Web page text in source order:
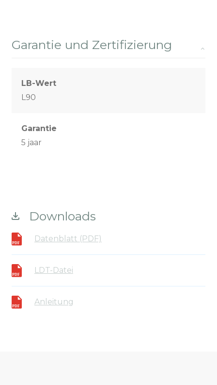
Garantie und Zertifizierung
LB-Wert
L90
Garantie
5 jaar
Downloads
Datenblatt (PDF)
LDT-Datei
Anleitung